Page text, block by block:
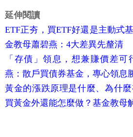
延伸閱讀
ETF正夯，買ETF好還是主動式
金教母蕭碧燕：4大差異先釐清
「存債」領息，想兼賺價差
燕：散戶買債券基金，專心領息
黃金的漲跌原理是什麼、為什
買黃金外還能怎麼做？基金教母